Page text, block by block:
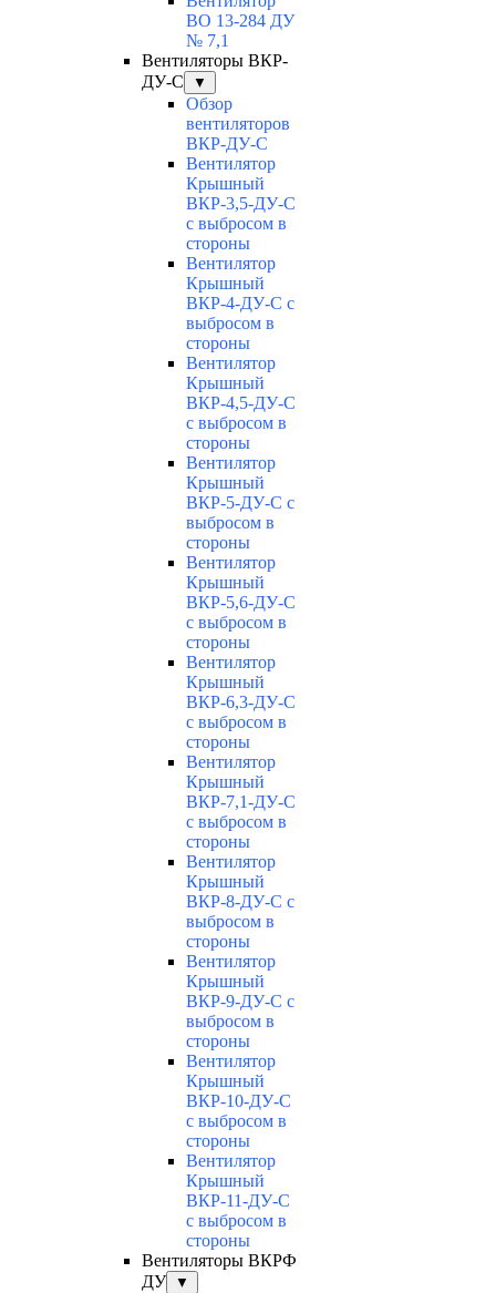
ВО 13-284 ДУ
№ 7,1
Вентиляторы ВКР-
ДУ-С
▼
Обзор
вентиляторов
ВКР-ДУ-С
Вентилятор
Крышный
ВКР-3,5-ДУ-С
с выбросом в
стороны
Вентилятор
Крышный
ВКР-4-ДУ-С с
выбросом в
стороны
Вентилятор
Крышный
ВКР-4,5-ДУ-С
с выбросом в
стороны
Вентилятор
Крышный
ВКР-5-ДУ-С с
выбросом в
стороны
Вентилятор
Крышный
ВКР-5,6-ДУ-С
с выбросом в
стороны
Вентилятор
Крышный
ВКР-6,3-ДУ-С
с выбросом в
стороны
Вентилятор
Крышный
ВКР-7,1-ДУ-С
с выбросом в
стороны
Вентилятор
Крышный
ВКР-8-ДУ-С с
выбросом в
стороны
Вентилятор
Крышный
ВКР-9-ДУ-С с
выбросом в
стороны
Вентилятор
Крышный
ВКР-10-ДУ-С
с выбросом в
стороны
Вентилятор
Крышный
ВКР-11-ДУ-С
с выбросом в
стороны
Вентиляторы ВКРФ
ДУ
▼